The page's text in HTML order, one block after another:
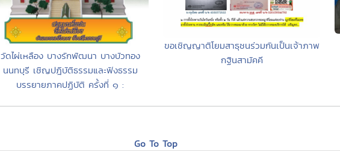
วัดไผ่เหลือง บางรักพัฒนา บางบัวทอง
นนทบุรี เชิญปฎิบัติธรรมและฟังธรรม
บรรยายภาคปฏิบัติ ครั้งที่ ๑ :
ขอเชิญญาติโยมสาธุชนร่วมกันเป็นเจ้าภาพ
กฐินสามัคคี
Go To Top